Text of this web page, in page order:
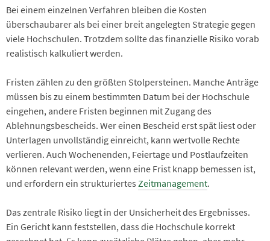
Bei einem einzelnen Verfahren bleiben die Kosten
überschaubarer als bei einer breit angelegten Strategie gegen
viele Hochschulen. Trotzdem sollte das finanzielle Risiko vorab
realistisch kalkuliert werden.
Fristen zählen zu den größten Stolpersteinen. Manche Anträge
müssen bis zu einem bestimmten Datum bei der Hochschule
eingehen, andere Fristen beginnen mit Zugang des
Ablehnungsbescheids. Wer einen Bescheid erst spät liest oder
Unterlagen unvollständig einreicht, kann wertvolle Rechte
verlieren. Auch Wochenenden, Feiertage und Postlaufzeiten
können relevant werden, wenn eine Frist knapp bemessen ist,
und erfordern ein strukturiertes Zeitmanagement.
Das zentrale Risiko liegt in der Unsicherheit des Ergebnisses.
Ein Gericht kann feststellen, dass die Hochschule korrekt